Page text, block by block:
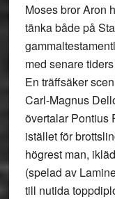
Moses bror Aron
tänka både på
med senare
En träffsäker
Carl-Magnus
övertalar Pontius
istället för
högrest man,
(spelad av
till nutida